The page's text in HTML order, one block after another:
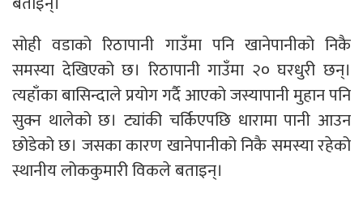
सोही वडाको रिठापानी गाउँमा पनि खानेपानीको निकै
समस्या देखिएको छ। रिठापानी गाउँमा २० घरधुरी छन्।
त्यहाँका बासिन्दाले प्रयोग गर्दै आएको जस्यापानी मुहान पनि
सुक्न थालेको छ। ट्यांकी चर्किएपछि धारामा पानी आउन
छोडेको छ। जसका कारण खानेपानीको निकै समस्या रहेको
स्थानीय लोककुमारी विकले बताइन्।